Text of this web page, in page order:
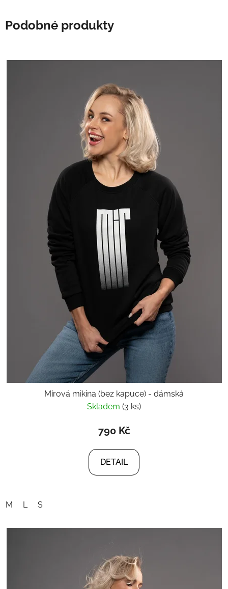
Podobné produkty
Mírová mikina (bez kapuce) - dámská
Skladem (3 ks)
790 Kč
DETAIL
M L S